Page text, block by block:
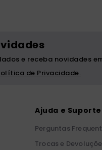
e receba novidades
de Privacidade.
Ajuda e Suporte
Perguntas
Trocas e